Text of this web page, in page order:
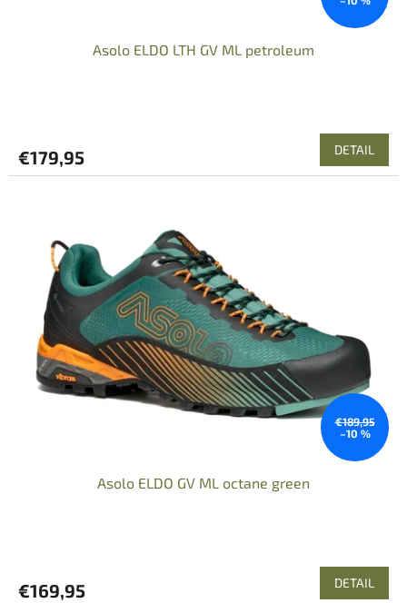
Asolo ELDO LTH GV ML petroleum
€179,95 DETAIL
€189,95
–10 %
Asolo ELDO GV ML octane green
€169,95 DETAIL